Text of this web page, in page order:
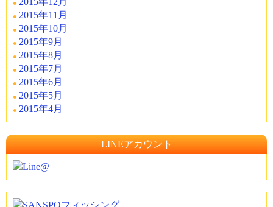
2015年11月
2015年10月
2015年9月
2015年8月
2015年7月
2015年6月
2015年5月
2015年4月
LINEアカウント